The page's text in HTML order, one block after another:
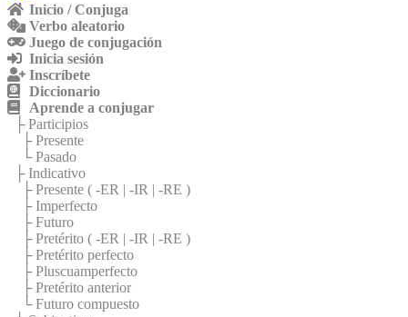
Inicio / Conjuga
Verbo aleatorio
Juego de conjugación
Inicia sesión
Inscríbete
Diccionario
Aprende a conjugar
├ Participios
├ Presente
└ Pasado
├ Indicativo
├ Presente ( -ER | -IR | -RE )
├ Imperfecto
├ Futuro
├ Pretérito ( -ER | -IR | -RE )
├ Pretérito perfecto
├ Pluscuamperfecto
├ Pretérito anterior
└ Futuro compuesto